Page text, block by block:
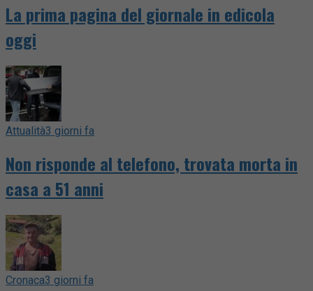
La prima pagina del giornale in edicola
oggi
Attualità3 giorni fa
Non risponde al telefono, trovata morta in
casa a 51 anni
Cronaca3 giorni fa